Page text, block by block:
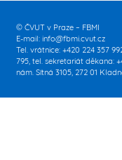
© ČVUT v Praze – FBMI
E-mail: info@fbmi.cvut.cz
Tel. vrátnice: +420 224 357
795, tel. sekretariát děkana:
nám. Sítná 3105, 272 01